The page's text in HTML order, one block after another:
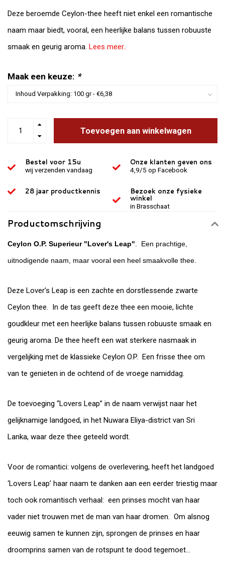
Deze beroemde Ceylon-thee heeft niet enkel een romantische
naam maar biedt, vooral, een heerlijke balans tussen robuuste
smaak en geurig aroma. Lees meer..
Maak een keuze: *
Toevoegen aan winkelwagen
Bestel voor 15u
wij verzenden vandaag
Onze klanten geven ons
4,9/5 op Facebook
28 jaar productkennis Bezoek onze fysieke
winkel
in Brasschaat
Productomschrijving
Ceylon O.P. Superieur "Lover's Leap" . Een prachtige,
uitnodigende naam, maar vooral een heel smaakvolle thee.
Deze Lover’s Leap is een zachte en dorstlessende zwarte
Ceylon thee. In de tas geeft deze thee een mooie, lichte
goudkleur met een heerlijke balans tussen robuuste smaak en
geurig aroma. De thee heeft een wat sterkere nasmaak in
vergelijking met de klassieke Ceylon O.P. Een frisse thee om
van te genieten in de ochtend of de vroege namiddag.
De toevoeging “Lovers Leap” in de naam verwijst naar het
gelijknamige landgoed, in het Nuwara Eliya-district van Sri
Lanka, waar deze thee geteeld wordt.
Voor de romantici: volgens de overlevering, heeft het landgoed
‘Lovers Leap’ haar naam te danken aan een eerder triestig maar
toch ook romantisch verhaal: een prinses mocht van haar
vader niet trouwen met de man van haar dromen. Om alsnog
eeuwig samen te kunnen zijn, sprongen de prinses en haar
droomprins samen van de rotspunt te dood tegemoet…